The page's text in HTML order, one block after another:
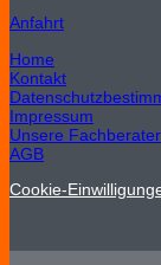
Anfahrt
Home
Kontakt
Impressum
Unsere Fachberater
AGB
Cookie-